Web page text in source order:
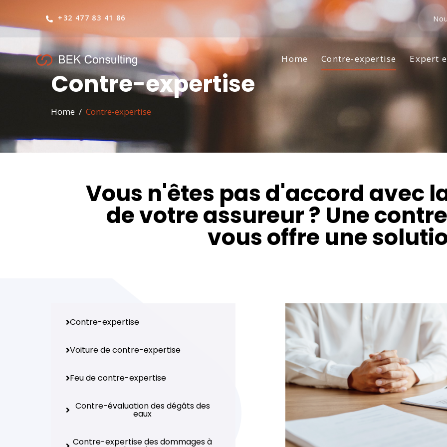
+32 477 83 41 86
Home Contre-expertise Expert
Contre-expertise
Home Contre-expertise
Vous n'êtes pas d'accord avec
de votre assureur ? Une
vous offre une
Contre-expertise
Voiture de contre-expertise
Feu de contre-expertise
Contre-évaluation des dégâts des
eaux
Contre-expertise des dommages à